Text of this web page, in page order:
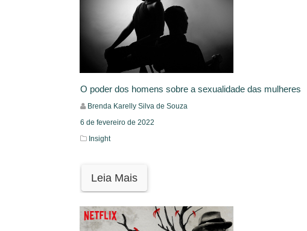
O poder dos homens sobre a sexualidade das mulheres
Brenda Karelly Silva de Souza
6 de fevereiro de 2022
Insight
Leia Mais